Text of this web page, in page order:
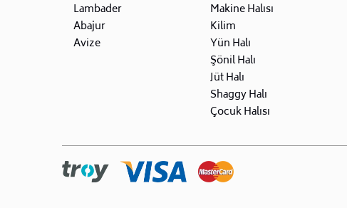
Lambader
Abajur
Avize
Makine Halısı
Kilim
Yün Halı
Şönil Halı
Jüt Halı
Shaggy Halı
Çocuk Halısı